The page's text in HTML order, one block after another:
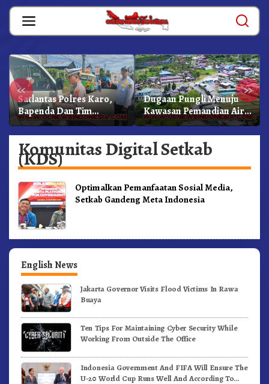
Skip
content
« »
Satlantas Polres Karo,
Bapenda Dan Tim
Lainnya Gelar Oprasi
Sadar Pajak Kenderaan
Dugaan Pungli Menuju
Kawasan Pemandian Air
Panas Semangat Gunung
– Doulu Foto Dan
Videokan!
Komunitas Digital Setkab
(KDS)
Optimalkan Pemanfaatan Sosial Media,
Setkab Gandeng Meta Indonesia
English News
Jakarta Governor Visits Flood Victims In Rawa
Buaya
Ten Tips For Maintaining Cyber Security While
Working From Outside The Office
Indonesia Government And FIFA Will Ensure The
U-20 World Cup Runs Well And According To